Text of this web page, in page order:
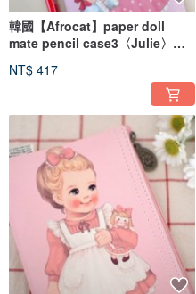
韓國【Afrocat】paper doll
mate pencil case3〈Julie〉收
NT$ 417